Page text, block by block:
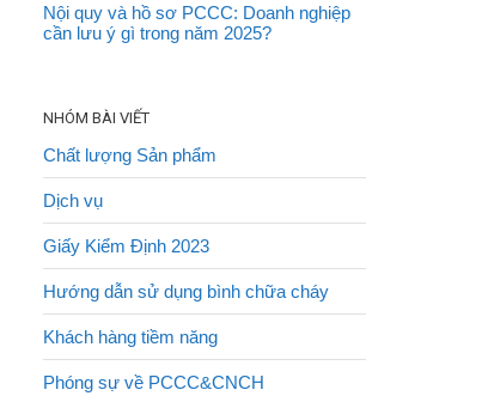
Nội quy và hồ sơ PCCC: Doanh nghiệp
cần lưu ý gì trong năm 2025?
NHÓM BÀI VIẾT
Chất lượng Sản phẩm
Dịch vụ
Giấy Kiểm Định 2023
Hướng dẫn sử dụng bình chữa cháy
Khách hàng tiềm năng
Phóng sự về PCCC&CNCH